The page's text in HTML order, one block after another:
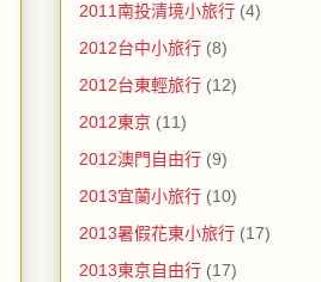
2011南投清境小旅行 (4)
2012台中小旅行 (8)
2012台東輕旅行 (12)
2012東京 (11)
2012澳門自由行 (9)
2013宜蘭小旅行 (10)
2013暑假花東小旅行 (17)
2013東京自由行 (17)